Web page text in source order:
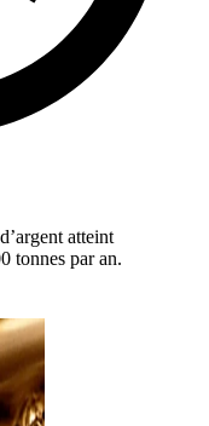
atteint
tonnes par an.